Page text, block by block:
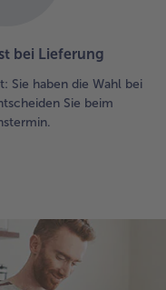
bei Lieferung
Sie haben die Wahl bei
Sie beim